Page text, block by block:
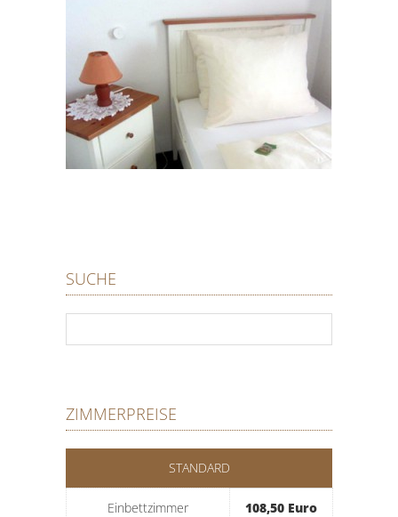
SUCHE
ZIMMERPREISE
STANDARD
Einbettzimmer 108,50 Euro